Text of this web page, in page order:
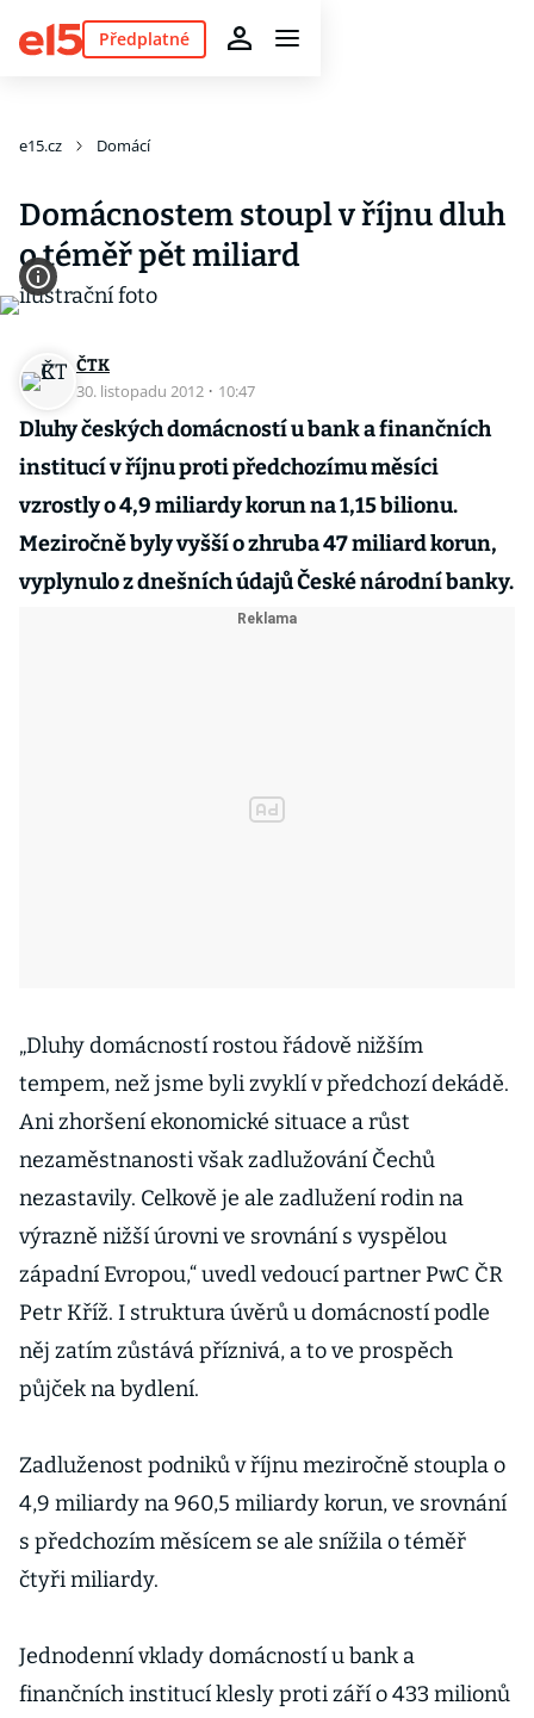
Předplatné
e15.cz Domácí
Domácnostem stoupl v říjnu dluh
o téměř pět miliard
ČTK
30. listopadu 2012 · 10:47
Dluhy českých domácností u bank a finančních
institucí v říjnu proti předchozímu měsíci
vzrostly o 4,9 miliardy korun na 1,15 bilionu.
Meziročně byly vyšší o zhruba 47 miliard korun,
vyplynulo z dnešních údajů České národní banky.
„Dluhy domácností rostou řádově nižším
tempem, než jsme byli zvyklí v předchozí dekádě.
Ani zhoršení ekonomické situace a růst
nezaměstnanosti však zadlužování Čechů
nezastavily. Celkově je ale zadlužení rodin na
výrazně nižší úrovni ve srovnání s vyspělou
západní Evropou,“ uvedl vedoucí partner PwC ČR
Petr Kříž. I struktura úvěrů u domácností podle
něj zatím zůstává příznivá, a to ve prospěch
půjček na bydlení.
Zadluženost podniků v říjnu meziročně stoupla o
4,9 miliardy na 960,5 miliardy korun, ve srovnání
s předchozím měsícem se ale snížila o téměř
čtyři miliardy.
Jednodenní vklady domácností u bank a
finančních institucí klesly proti září o 433 milionů